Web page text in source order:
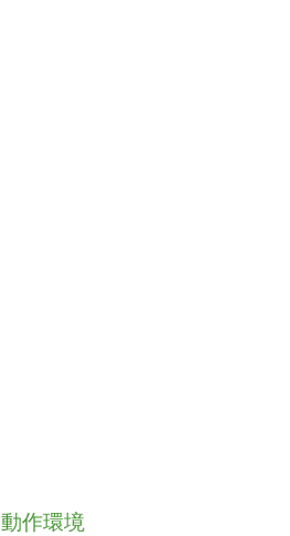
動作環境